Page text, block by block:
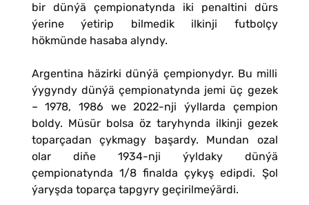
bir dünýä çempionatynda iki penaltini dürs
ýerine ýetirip bilmedik ilkinji futbolçy
hökmünde hasaba alyndy.
Argentina häzirki dünýä çempionydyr. Bu milli
ýygyndy dünýä çempionatynda jemi üç gezek
– 1978, 1986 we 2022-nji ýyllarda çempion
boldy. Müsür bolsa öz taryhynda ilkinji gezek
toparçadan çykmagy başardy. Mundan ozal
olar diňe 1934-nji ýyldaky dünýä
çempionatynda 1/8 finalda çykyş edipdi. Şol
ýaryşda toparça tapgyry geçirilmeýärdi.